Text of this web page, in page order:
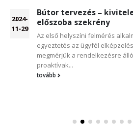
2024-
11-29
Bútor tervezés –
előszoba szekrény
Az első helyszíni felmérés
egyeztetés az ügyfél
megmérjük a rendelkezésre
proaktívak...
tovább